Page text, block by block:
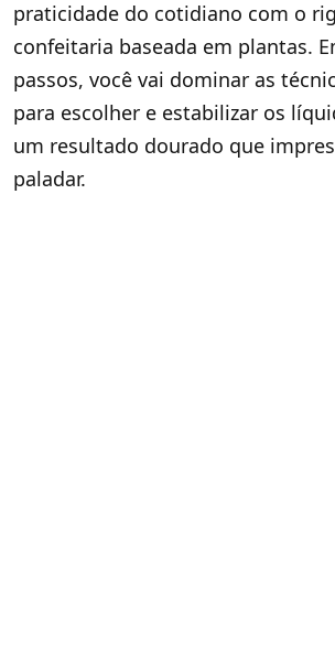
praticidade do cotidiano com o
confeitaria baseada em plantas.
passos, você vai dominar as
para escolher e estabilizar os
um resultado dourado que
paladar.